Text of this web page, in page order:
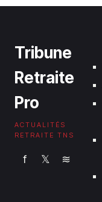
Tribune
Retraite
Pro
ACTUALITÉS
RETRAITE TNS
f 𝕏 ≋